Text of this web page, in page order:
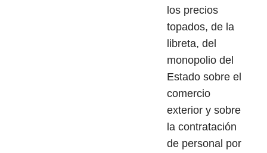
los precios
topados, de la
libreta, del
monopolio del
Estado sobre el
comercio
exterior y sobre
la contratación
de personal por